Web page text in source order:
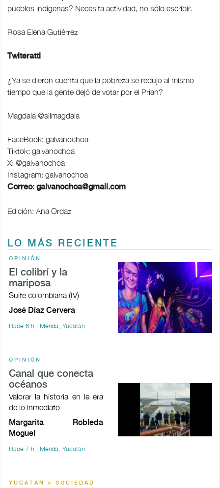
pueblos indígenas? Necesita actividad, no sólo escribir.
Rosa Elena Gutiérrez
Twiteratti
¿Ya se dieron cuenta que la pobreza se redujo al mismo
tiempo que la gente dejó de votar por el Prian?
Magdala @silmagdala
FaceBook: galvanochoa
Tiktok: galvanochoa
X: @galvanochoa
Instagram: galvanochoa
Correo: galvanochoa@gmail.com
Edición: Ana Ordaz
LO MÁS RECIENTE
OPINIÓN
El colibrí y la
mariposa
Suite colombiana (IV)
José Díaz Cervera
Hace 6 h | Mérida, Yucatán
OPINIÓN
Canal que conecta
océanos
Valorar la historia en le era
de lo inmediato
Margarita Robleda
Moguel
Hace 7 h | Mérida, Yucatán
YUCATÁN > SOCIEDAD